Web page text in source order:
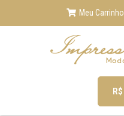
Meu Carrinho
R$